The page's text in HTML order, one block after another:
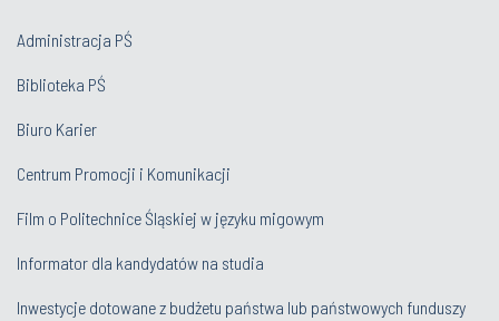
Administracja PŚ
Biblioteka PŚ
Biuro Karier
Centrum Promocji i Komunikacji
Film o Politechnice Śląskiej w języku migowym
Informator dla kandydatów na studia
Inwestycje dotowane z budżetu państwa lub państwowych funduszy